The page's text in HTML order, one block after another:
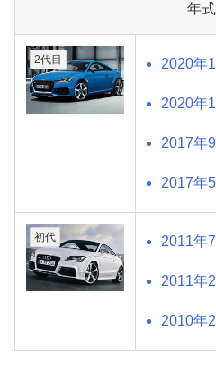
年式
2代目 2020年
2020年
2017年
2017年
初代 2011年
2011年
2010年